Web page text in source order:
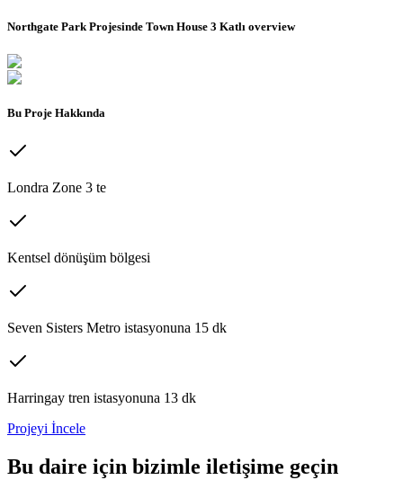
Northgate Park Projesinde Town House 3 Katlı overview
Bu Proje Hakkında
Londra Zone 3 te
Kentsel dönüşüm bölgesi
Seven Sisters Metro istasyonuna 15 dk
Harringay tren istasyonuna 13 dk
Projeyi İncele
Bu daire için bizimle iletişime geçin